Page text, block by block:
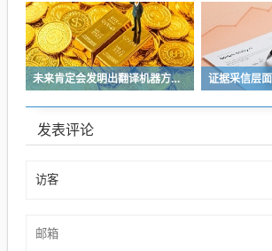
未来肯定会发明出翻译机器方便人们交流
发表评论